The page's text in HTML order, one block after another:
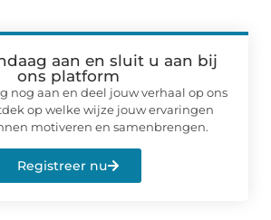
aan en sluit u aan bij
ons platform
nog aan en deel jouw verhaal op ons
op welke wijze jouw ervaringen
motiveren en samenbrengen.
Registreer nu